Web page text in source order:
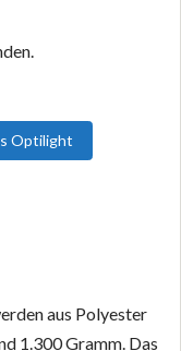
Optilight
aus Polyester
1.300 Gramm. Das